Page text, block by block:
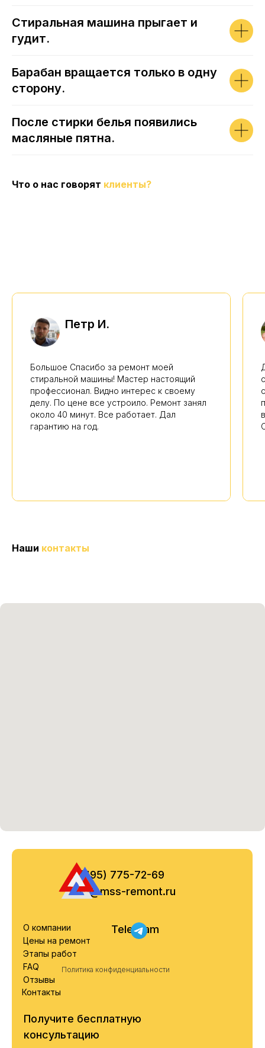
Стиральная машина прыгает и
гудит.
Барабан вращается только в одну
сторону.
После стирки белья появились
масляные пятна.
Что о нас говорят клиенты?
Петр И.
Большое Спасибо за ремонт моей
стиральной машины! Мастер настоящий
профессионал. Видно интерес к своему
делу. По цене все устроило. Ремонт занял
около 40 минут. Все работает. Дал
гарантию на год.
Наши контакты
Telegram
8 (495) 775-72-69
info@mss-remont.ru
Политика конфиденциальности
Цены на ремонт
Этапы работ
FAQ
Отзывы
О компании
Получите бесплатную
консультацию
Контакты